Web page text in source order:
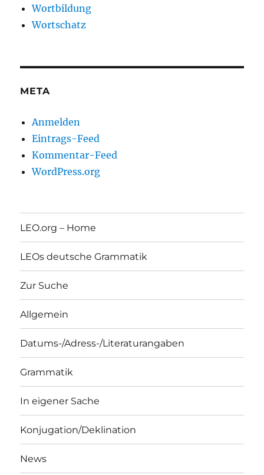
Wortbildung
Wortschatz
META
Anmelden
Eintrags-Feed
Kommentar-Feed
WordPress.org
LEO.org – Home
LEOs deutsche Grammatik
Zur Suche
Allgemein
Datums-/Adress-/Literaturangaben
Grammatik
In eigener Sache
Konjugation/Deklination
News